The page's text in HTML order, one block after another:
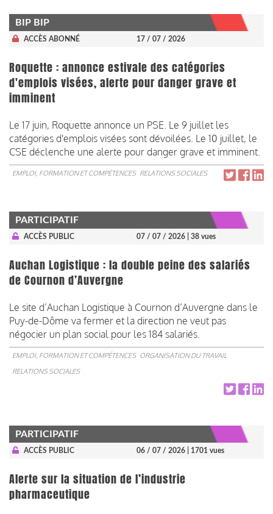
BIP BIP
ACCÈS ABONNÉ 17 / 07 / 2026
Roquette : annonce estivale des catégories
d'emplois visées, alerte pour danger grave et
imminent
Le 17 juin, Roquette annonce un PSE. Le 9 juillet les
catégories d'emplois visées sont dévoilées. Le 10 juillet, le
CSE déclenche une alerte pour danger grave et imminent.
EMPLOI, FORMATION ET COMPÉTENCES RELATIONS SOCIALES
PARTICIPATIF
ACCÈS PUBLIC 07 / 07 / 2026 | 38 vues
Auchan Logistique : la double peine des salariés
de Cournon d’Auvergne
Le site d’Auchan Logistique à Cournon d’Auvergne dans le
Puy-de-Dôme va fermer et la direction ne veut pas
négocier un plan social pour les 184 salariés.
EMPLOI, FORMATION ET COMPÉTENCES ORGANISATION DU TRAVAIL
RELATIONS SOCIALES
PARTICIPATIF
ACCÈS PUBLIC 06 / 07 / 2026 | 1701 vues
Alerte sur la situation de l’industrie
pharmaceutique